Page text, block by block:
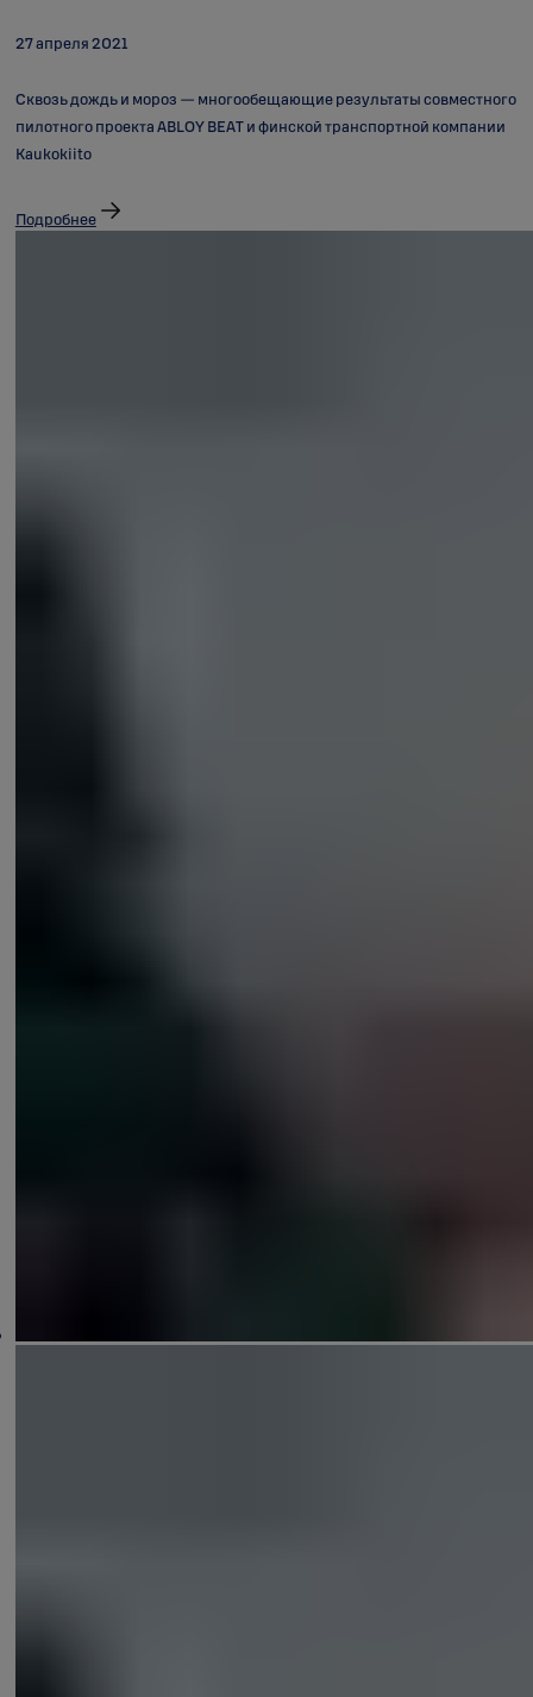
27 апреля 2021
Сквозь дождь и мороз — многообещающие результаты совместного
пилотного проекта ABLOY BEAT и финской транспортной компании
Kaukokiito
Подробнее